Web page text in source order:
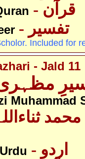
- قرآن
- تفسیر
Included for
- Jald 11
مظہری -
Muhammad
Urdu - اردو